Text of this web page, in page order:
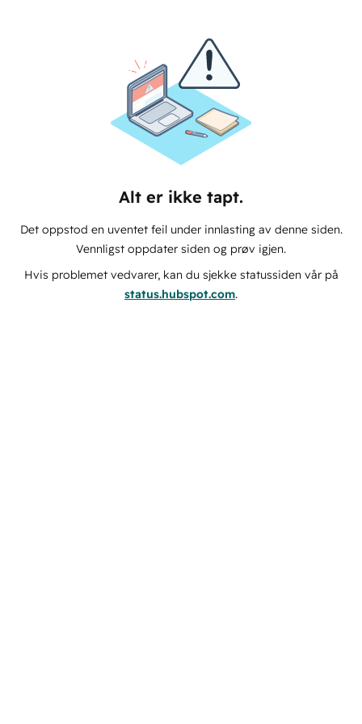
Alt er ikke tapt.
Det oppstod en uventet feil under innlasting av denne siden.
Vennligst oppdater siden og prøv igjen.
Hvis problemet vedvarer, kan du sjekke statussiden vår på
status.hubspot.com.